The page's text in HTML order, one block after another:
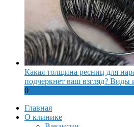
Какая толщина ресниц для
подчеркнет ваш взгляд? Виды
0
Главная
О клинике